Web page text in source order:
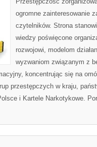
ogromne zainteresowanie
czytelników. Strona
wiedzy poświęcone
rozwojowi, modelom
wyzwaniom związanym z
koncentrując się na
przestępczych w kraju,
i Kartele Narkotykowe.